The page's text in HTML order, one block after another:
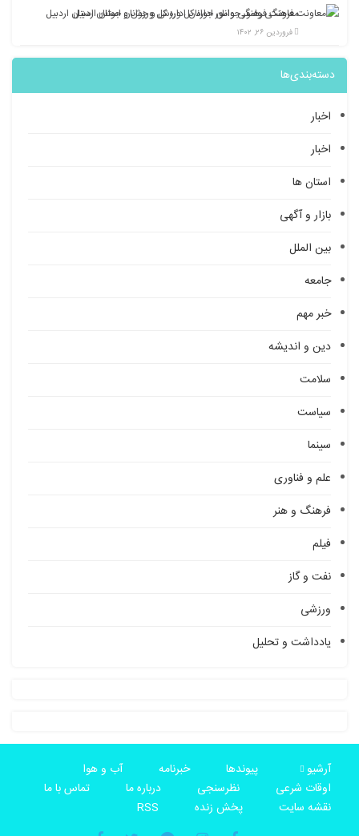
معاونت فرهنگی وامور جوانان اداره کل ورزش و جوانان استان اردبیل
فروردین ۲۶, ۱۴۰۲
دسته‌بندی‌ها
اخبار
اخبار
استان ها
بازار و آگهی
بین الملل
جامعه
خبر مهم
دین و اندیشه
سلامت
سیاست
سینما
علم و فناوری
فرهنگ و هنر
فیلم
نفت و گاز
ورزشی
یادداشت و تحلیل
آرشیو پیوندها خبرنامه
آب و هوا
اوقات شرعی
نظرسنجی درباره ما
تماس با ما
نقشه سایت
پخش زنده